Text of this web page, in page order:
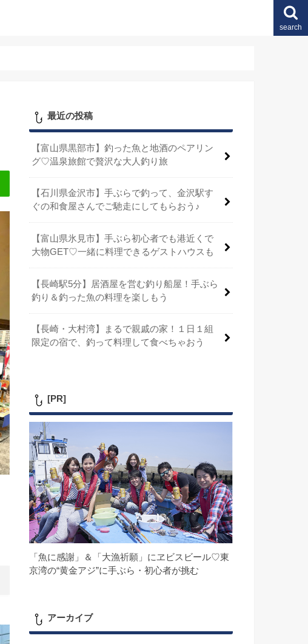
search
最近の投稿
【富山県黒部市】釣った魚と地酒のペアリン
グ♡温泉旅館で贅沢な大人釣り旅
【石川県金沢市】手ぶらで釣って、金沢駅す
ぐの和食屋さんでご馳走にしてもらおう♪
【富山県氷見市】手ぶら初心者でも港近くで
大物GET♡一緒に料理できるゲストハウスも
【長崎駅5分】居酒屋を営む釣り船屋！手ぶら
釣り＆釣った魚の料理を楽しもう
【長崎・大村湾】まるで親戚の家！１日１組
限定の宿で、釣って料理して食べちゃおう
[PR]
「魚に感謝」＆「大漁祈願」にヱビスビール♡東
京湾の“黄金アジ”に手ぶら・初心者が挑む
アーカイブ